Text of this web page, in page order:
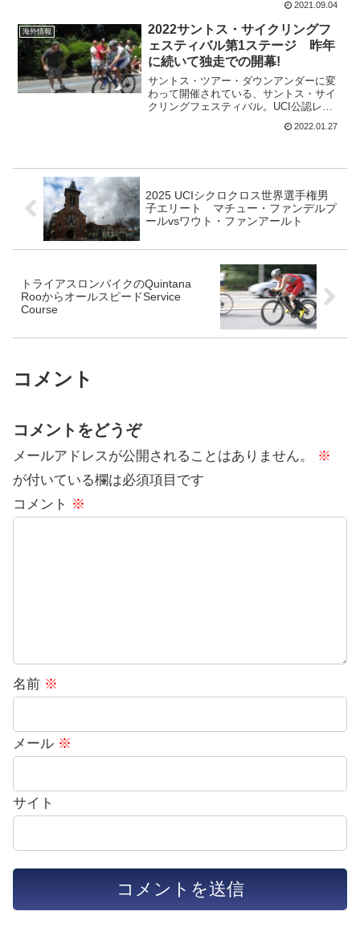
チームのエースとして2勝を上げている。
35歳で、まだ走れる力が...
2021.09.04
海外情報
2022サントス・サイクリングフ
ェスティバル第1ステージ 昨年
に続いて独走での開幕!
サントス・ツアー・ダウンアンダーに変
わって開催されている、サントス・サイ
クリングフェスティバル。UCI公認レー
スではないけれど、リッチー・ポートや
Team BikeExchangeのワールドチームラ
2022.01.27
2025 UCIシクロクロス世界選手権男
子エリート マチュー・ファンデルプ
ールvsワウト・ファンアールト
トライアスロンバイクのQuintana
RooからオールスピードService
Course
コメント
コメントをどうぞ
メールアドレスが公開されることはありません。
※
が付いている欄は必須項目です
コメント ※
名前 ※
メール ※
サイト